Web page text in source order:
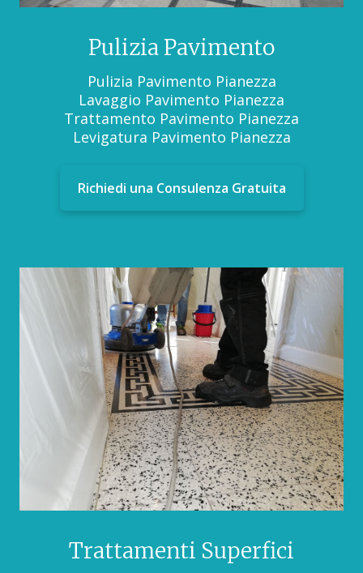
Pulizia Pavimento
Pulizia Pavimento Pianezza
Lavaggio Pavimento Pianezza
Trattamento Pavimento Pianezza
Levigatura Pavimento Pianezza
Richiedi una Consulenza Gratuita
Trattamenti Superfici